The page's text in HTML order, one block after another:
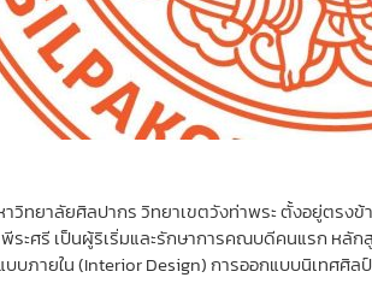
ทยาลัยศิลปากร วิทยาเขตวังท่าพระ ตั้งอยู่ตรงข้
ระศรี เป็นผู้ริเริ่มและรักษาการคณบดีคนแรก
บบภายใน (Interior Design) การออกแบบนิเทศศิ